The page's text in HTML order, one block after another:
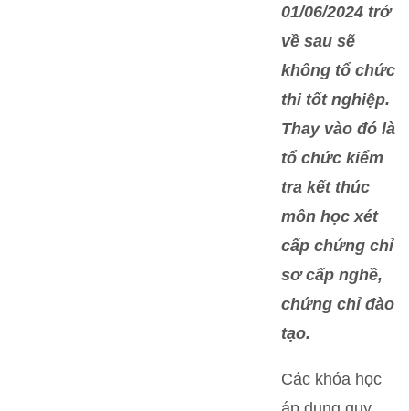
01/06/2024 trở
về sau sẽ
không tổ chức
thi tốt nghiệp.
Thay vào đó là
tổ chức kiểm
tra kết thúc
môn học xét
cấp chứng chỉ
sơ cấp nghề,
chứng chỉ đào
tạo.
Các khóa học